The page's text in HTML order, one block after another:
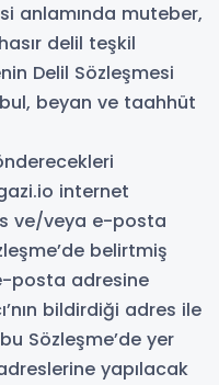
anlamında muteber,
delil teşkil
Delil Sözleşmesi
beyan ve taahhüt
internet
ve/veya e-posta
belirtmiş
posta adresine
bildirdiği adres ile
Sözleşme’de yer
yapılacak